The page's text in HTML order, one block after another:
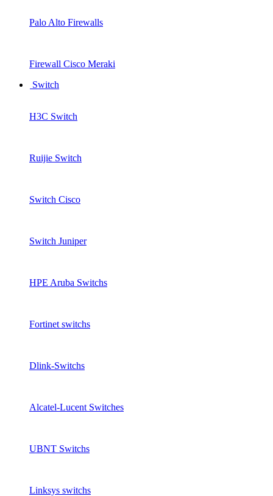
Palo Alto Firewalls
Firewall Cisco Meraki
Switch
H3C Switch
Ruijie Switch
Switch Cisco
Switch Juniper
HPE Aruba Switchs
Fortinet switchs
Dlink-Switchs
Alcatel-Lucent Switches
UBNT Switchs
Linksys switchs